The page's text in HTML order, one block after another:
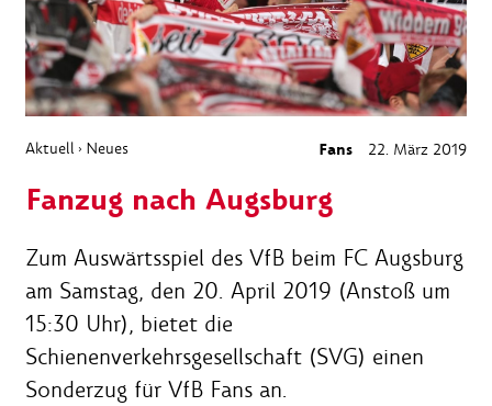
Aktuell › Neues Fans 22. März 2019
Fanzug nach Augsburg
Zum Auswärtsspiel des VfB beim FC Augsburg
am Samstag, den 20. April 2019 (Anstoß um
15:30 Uhr), bietet die
Schienenverkehrsgesellschaft (SVG) einen
Sonderzug für VfB Fans an.